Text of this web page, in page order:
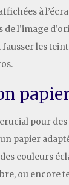
à
l’image
les
pour
papier
couleurs
ou encore